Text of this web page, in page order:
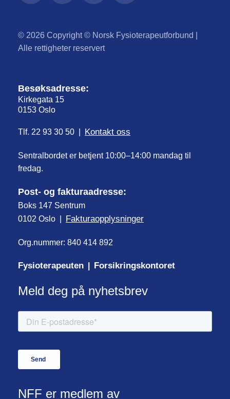
© 2026 Copyright © Norsk Fysioterapeutforbund |
Alle rettigheter reservert
Besøksadresse:
Kirkegata 15
0153 Oslo
Tlf. 22 93 30 50 | Kontakt oss
Sentralbordet er betjent 10:00–14:00 mandag til
fredag.
Post- og fakturaadresse:
Boks 147 Sentrum
0102 Oslo |
Fakturaopplysninger
Org.nummer: 840 414 892
Fysioterapeuten Forsikringskontoret
Meld deg på nyhetsbrev
NFF er medlem av